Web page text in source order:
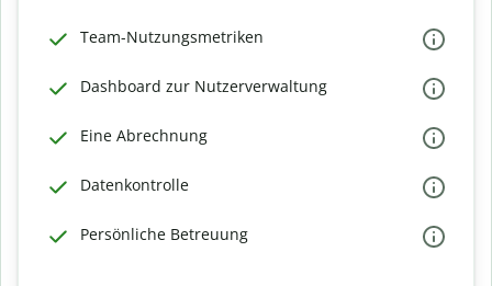
Team-Nutzungsmetriken
Dashboard zur Nutzerverwaltung
Eine Abrechnung
Datenkontrolle
Persönliche Betreuung